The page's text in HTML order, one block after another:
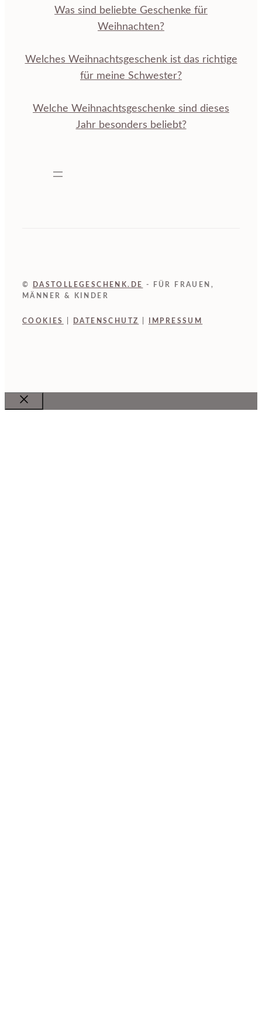
Was sind beliebte Geschenke für
Weihnachten?
Welches Weihnachtsgeschenk ist das richtige
für meine Schwester?
Welche Weihnachtsgeschenke sind dieses
Jahr besonders beliebt?
© DASTOLLEGESCHENK.DE
- FÜR FRAUEN,
MÄNNER & KINDER
COOKIES DATENSCHUTZ IMPRESSUM